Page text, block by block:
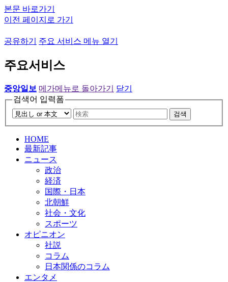
본문 바로가기
이전 페이지로 가기
공유하기 주요 서비스 메뉴 열기
주요서비스
중앙일보 메가메뉴로 돌아가기
닫기
검색어 입력폼
검색
HOME
最新記事
ニュース
政治
経済
国際・日本
北朝鮮
社会・文化
スポーツ
オピニオン
社説
コラム
日本関係のコラム
エンタメ